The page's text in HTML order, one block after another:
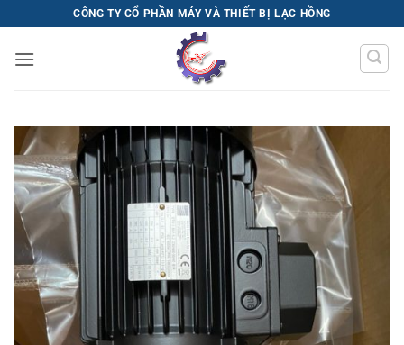
qua
nội
CÔNG TY CỔ PHẦN MÁY VÀ THIẾT BỊ LẠC HỒNG